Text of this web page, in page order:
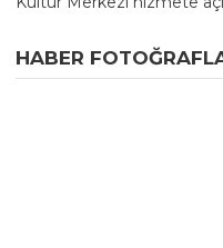
HABER